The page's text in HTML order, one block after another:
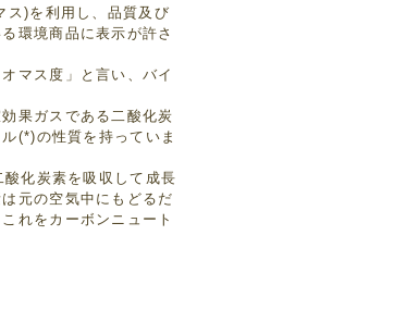
ス)を利用し、品質及び
環境商品に表示が許さ
マス度」と言い、バイ
果ガスである二酸化炭
(*)の性質を持っていま
化炭素を吸収して成長
元の空気中にもどるだ
れをカーボンニュート